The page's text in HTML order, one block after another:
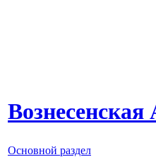
Вознесенская
Основной раздел